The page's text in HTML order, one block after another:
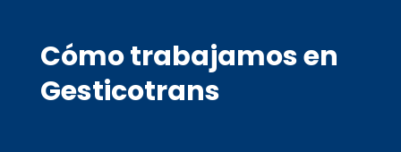
Cómo trabajamos en
Gesticotrans